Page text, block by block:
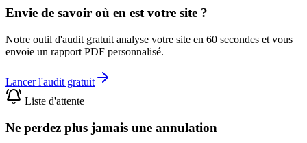
Envie de savoir où en est votre site ?
Notre outil d'audit gratuit analyse votre site en 60 secondes et vous
envoie un rapport PDF personnalisé.
Lancer l'audit gratuit
Liste d'attente
Ne perdez plus jamais une annulation